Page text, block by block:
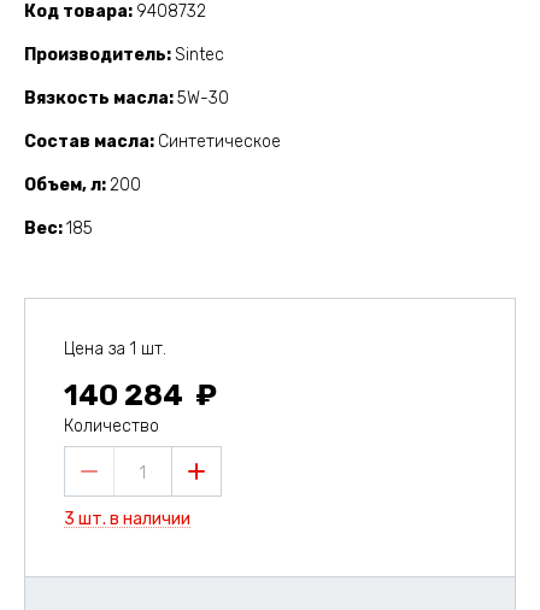
Код товара 9408732
Производитель Sintec
Вязкость масла 5W-30
Состав масла Синтетическое
Объем, л 200
Вес 185
Цена за 1 шт.
140 284
Количество
1
3 шт. в наличии